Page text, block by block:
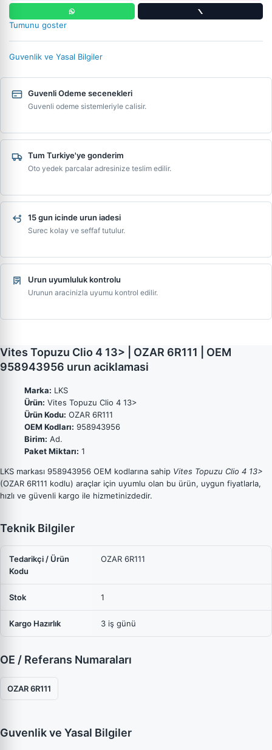
Tumunu goster
Guvenlik ve Yasal Bilgiler
Guvenli Odeme secenekleri
Guvenli odeme sistemleriyle calisir.
Tum Turkiye'ye gonderim
Oto yedek parcalar adresinize teslim edilir.
15 gun icinde urun iadesi
Surec kolay ve seffaf tutulur.
Urun uyumluluk kontrolu
Urunun aracinizla uyumu kontrol edilir.
Vites Topuzu Clio 4 13> | OZAR 6R111 | OEM
958943956 urun aciklamasi
Marka: LKS
Ürün: Vites Topuzu Clio 4 13>
Ürün Kodu: OZAR 6R111
OEM Kodları: 958943956
Birim: Ad.
Paket Miktarı: 1
LKS markası 958943956 OEM kodlarına sahip Vites Topuzu Clio 4 13>
(OZAR 6R111 kodlu) araçlar için uyumlu olan bu ürün, uygun fiyatlarla,
hızlı ve güvenli kargo ile hizmetinizdedir.
Teknik Bilgiler
Tedarikçi / Ürün
Kodu
OZAR 6R111
Stok 1
Kargo Hazırlık 3 iş günü
OE / Referans Numaraları
OZAR 6R111
Guvenlik ve Yasal Bilgiler